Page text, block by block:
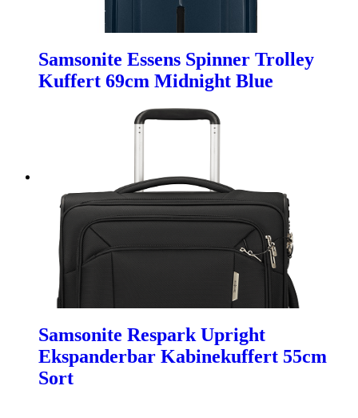
Samsonite Essens Spinner Trolley
Kuffert 69cm Midnight Blue
Samsonite Respark Upright
Ekspanderbar Kabinekuffert 55cm
Sort